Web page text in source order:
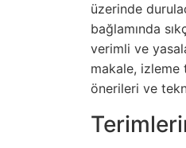
üzerinde
bağlamında
verimli ve
makale,
önerileri ve